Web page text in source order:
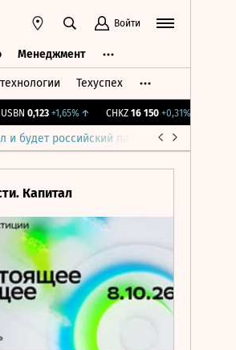
Войти
Менеджмент
Техуспех
0,123 +1,65%↑ CHKZ 16 150 +0,31%↑
и будет российский парламент
Капитал